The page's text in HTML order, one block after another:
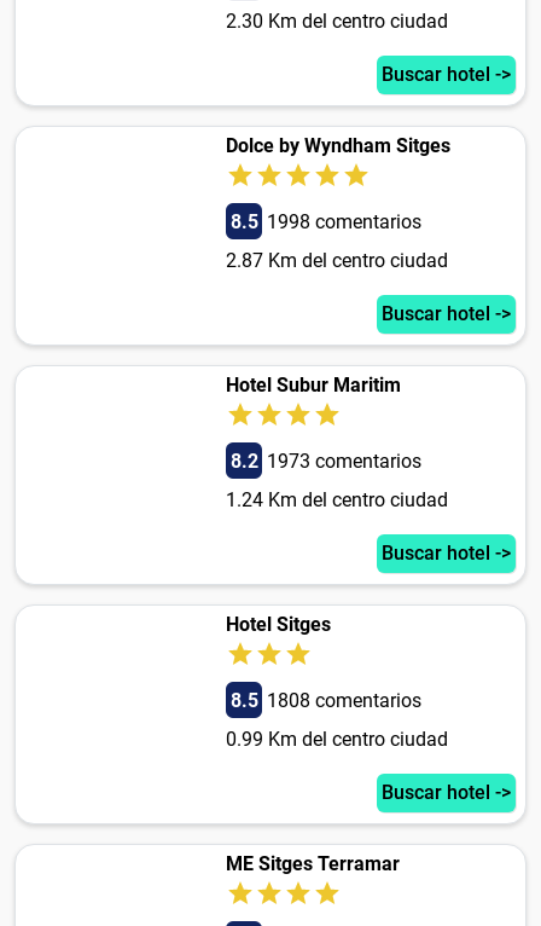
2.30 Km del centro ciudad
Buscar hotel ->
Dolce by Wyndham Sitges
8.5 1998 comentarios
2.87 Km del centro ciudad
Buscar hotel ->
Hotel Subur Maritim
8.2 1973 comentarios
1.24 Km del centro ciudad
Buscar hotel ->
Hotel Sitges
8.5 1808 comentarios
0.99 Km del centro ciudad
Buscar hotel ->
ME Sitges Terramar